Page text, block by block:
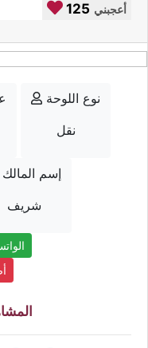
125 أعجبني
نوع اللوحة
نقل
إسم المالك
شريف